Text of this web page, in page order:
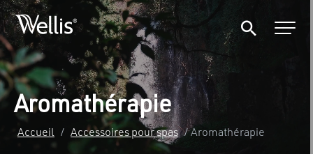
Aromathérapie
Accueil / Accessoires pour spas / Aromathérapie